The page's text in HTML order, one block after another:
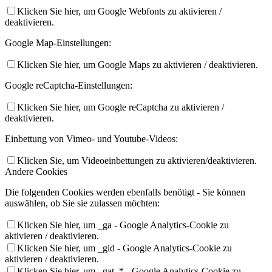
Klicken Sie hier, um Google Webfonts zu aktivieren /
deaktivieren.
Google Map-Einstellungen:
Klicken Sie hier, um Google Maps zu aktivieren / deaktivieren.
Google reCaptcha-Einstellungen:
Klicken Sie hier, um Google reCaptcha zu aktivieren /
deaktivieren.
Einbettung von Vimeo- und Youtube-Videos:
Klicken Sie, um Videoeinbettungen zu aktivieren/deaktivieren.
Andere Cookies
Die folgenden Cookies werden ebenfalls benötigt - Sie können
auswählen, ob Sie sie zulassen möchten:
Klicken Sie hier, um _ga - Google Analytics-Cookie zu
aktivieren / deaktivieren.
Klicken Sie hier, um _gid - Google Analytics-Cookie zu
aktivieren / deaktivieren.